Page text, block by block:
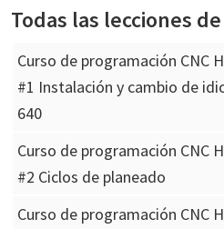
Todas las lecciones
Curso de programación CNC
#1 Instalación y cambio de
640
Curso de programación CNC
#2 Ciclos de planeado
Curso de programación CNC